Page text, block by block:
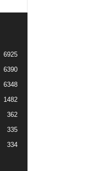
6925
6390
6348
1482
362
335
334